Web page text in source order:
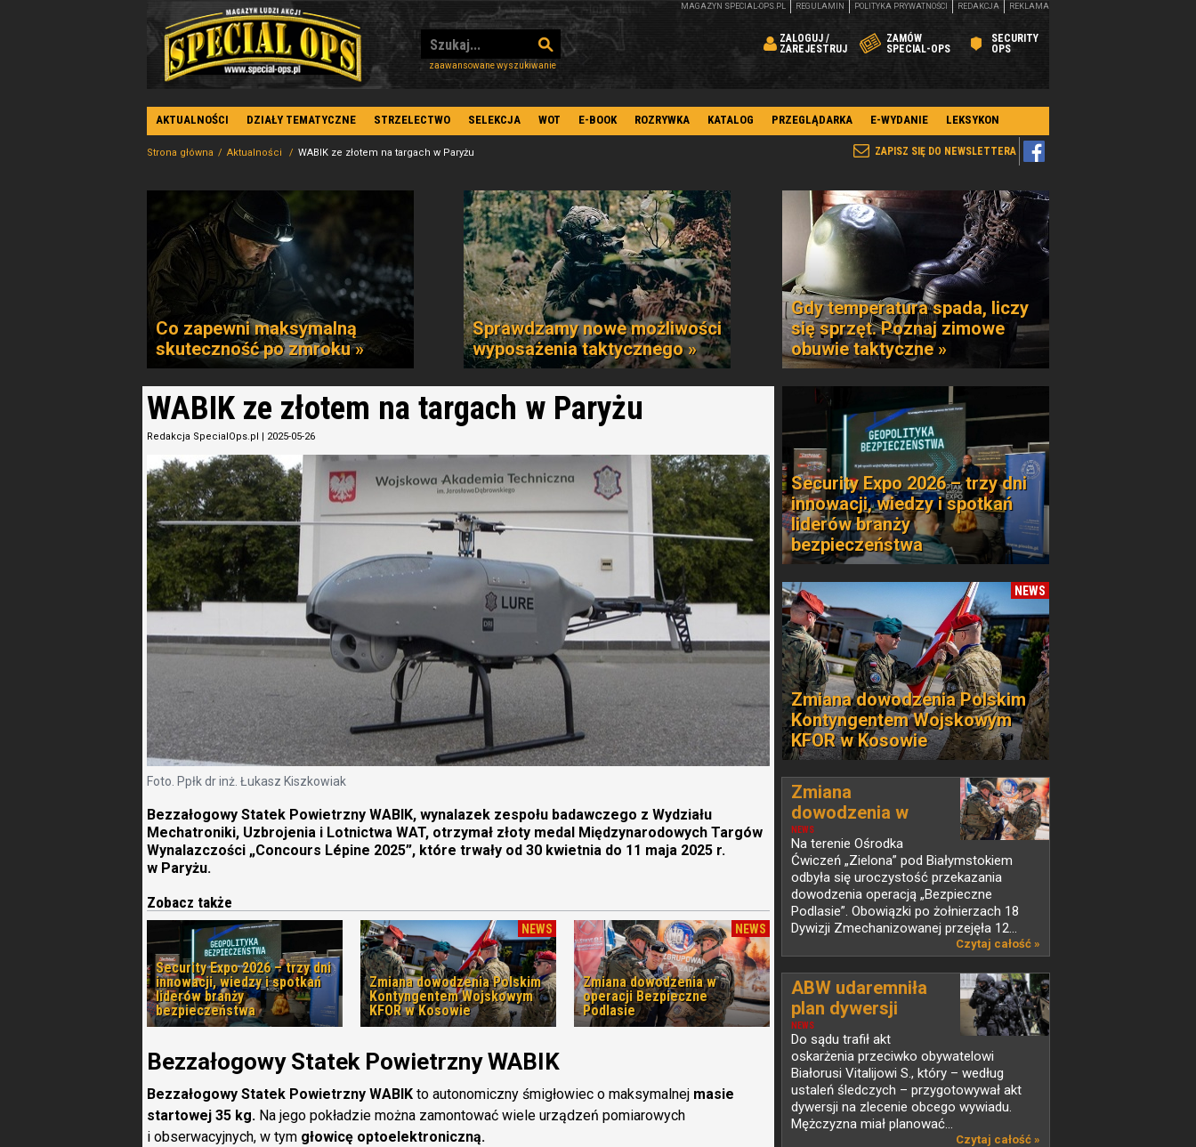
zaawansowane wyszukiwanie
ZALOGUJ /
ZAREJESTRUJ
ZAMÓW
SPECIAL-OPS
SECURITY
OPS
MAGAZYN SPECIAL-OPS.PL REGULAMIN POLITYKA PRYWATNOŚCI REDAKCJA REKLAMA
AKTUALNOŚCI DZIAŁY TEMATYCZNE STRZELECTWO SELEKCJA WOT E-BOOK ROZRYWKA KATALOG PRZEGLĄDARKA E-WYDANIE LEKSYKON
ZAPISZ SIĘ DO NEWSLETTERA
Strona główna Aktualności WABIK ze złotem na targach w Paryżu
Co zapewni maksymalną
skuteczność po zmroku »
Sprawdzamy nowe możliwości
wyposażenia taktycznego »
Gdy temperatura spada, liczy
się sprzęt. Poznaj zimowe
obuwie taktyczne »
WABIK ze złotem na targach w Paryżu
Redakcja SpecialOps.pl | 2025-05-26
Foto. Ppłk dr inż. Łukasz Kiszkowiak
Bezzałogowy Statek Powietrzny WABIK, wynalazek zespołu badawczego z Wydziału
Mechatroniki, Uzbrojenia i Lotnictwa WAT, otrzymał złoty medal Międzynarodowych Targów
Wynalazczości „Concours Lépine 2025”, które trwały od 30 kwietnia do 11 maja 2025 r.
w Paryżu.
Zobacz także
Security Expo 2026 – trzy dni
innowacji, wiedzy i spotkań
liderów branży
bezpieczeństwa
NEWS
Zmiana dowodzenia Polskim
Kontyngentem Wojskowym
KFOR w Kosowie
NEWS
Zmiana dowodzenia w
operacji Bezpieczne
Podlasie
Bezzałogowy Statek Powietrzny WABIK
Bezzałogowy Statek Powietrzny WABIK to autonomiczny śmigłowiec o maksymalnej masie
startowej 35 kg. Na jego pokładzie można zamontować wiele urządzeń pomiarowych
i obserwacyjnych, w tym głowicę optoelektroniczną.
Security Expo 2026 – trzy dni
innowacji, wiedzy i spotkań
liderów branży
bezpieczeństwa
NEWS
Zmiana dowodzenia Polskim
Kontyngentem Wojskowym
KFOR w Kosowie
NEWS
Zmiana
dowodzenia w
operacji...
Na terenie Ośrodka
Ćwiczeń „Zielona” pod Białymstokiem
odbyła się uroczystość przekazania
dowodzenia operacją „Bezpieczne
Podlasie”. Obowiązki po żołnierzach 18
Dywizji Zmechanizowanej przejęła 12...
Czytaj całość »
NEWS
ABW udaremniła
plan dywersji
Do sądu trafił akt
oskarżenia przeciwko obywatelowi
Białorusi Vitalijowi S., który – według
ustaleń śledczych – przygotowywał akt
dywersji na zlecenie obcego wywiadu.
Mężczyzna miał planować...
Czytaj całość »